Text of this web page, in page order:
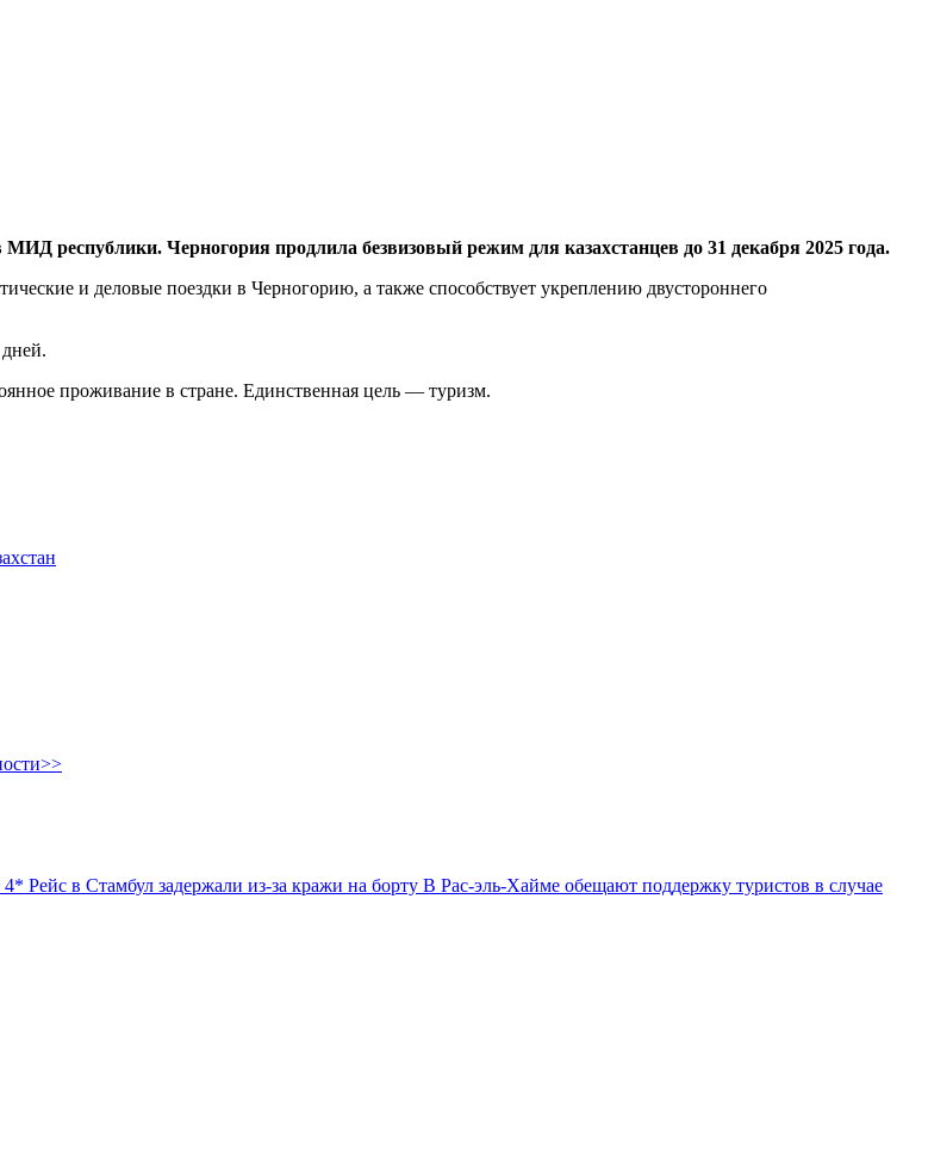
республики. Черногория продлила безвизовый режим для казахстанцев до 31 декабря 2025 года.
и деловые поездки в Черногорию, а также способствует укреплению двустороннего
проживание в стране. Единственная цель — туризм.
4* Рейс в Стамбул задержали из-за кражи на борту В Рас-эль-Хайме обещают поддержку туристов в случае